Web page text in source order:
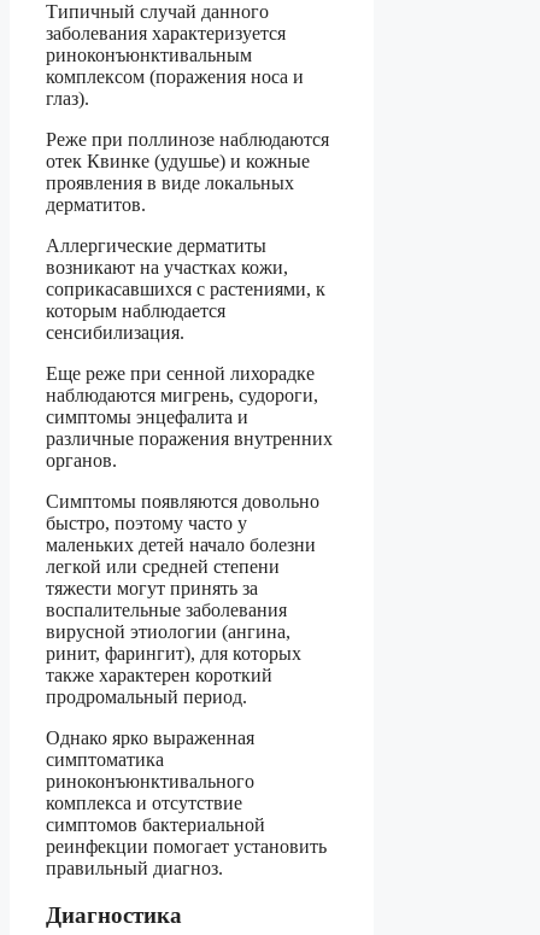
Типичный случай данного
заболевания характеризуется
риноконъюнктивальным
комплексом (поражения носа и
глаз).
Реже при поллинозе наблюдаются
отек Квинке (удушье) и кожные
проявления в виде локальных
дерматитов.
Аллергические дерматиты
возникают на участках кожи,
соприкасавшихся с растениями, к
которым наблюдается
сенсибилизация.
Еще реже при сенной лихорадке
наблюдаются мигрень, судороги,
симптомы энцефалита и
различные поражения внутренних
органов.
Симптомы появляются довольно
быстро, поэтому часто у
маленьких детей начало болезни
легкой или средней степени
тяжести могут принять за
воспалительные заболевания
вирусной этиологии (ангина,
ринит, фарингит), для которых
также характерен короткий
продромальный период.
Однако ярко выраженная
симптоматика
риноконъюнктивального
комплекса и отсутствие
симптомов бактериальной
реинфекции помогает установить
правильный диагноз.
Диагностика